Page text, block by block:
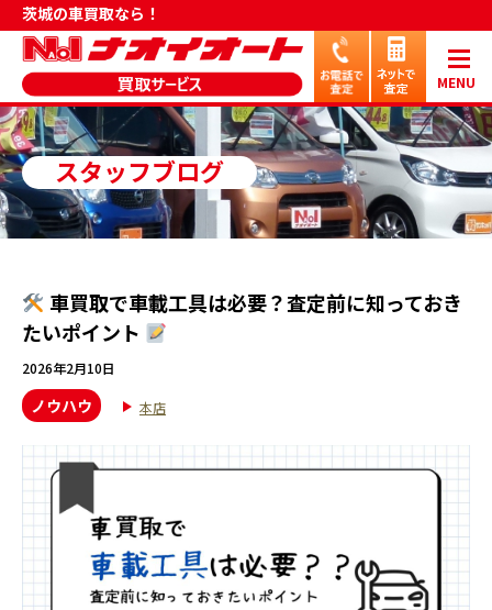
茨城の車買取なら！
MENU
スタッフブログ
車買取で車載工具は必要？査定前に知っておき
たいポイント
2026年2月10日
ノウハウ 本店